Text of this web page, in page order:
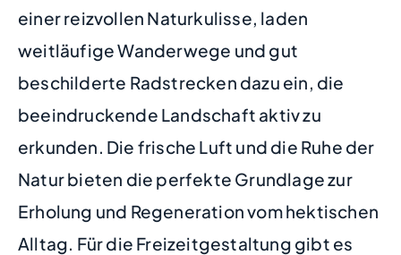
einer reizvollen Naturkulisse, laden
weitläufige Wanderwege und gut
beschilderte Radstrecken dazu ein, die
beeindruckende Landschaft aktiv zu
erkunden. Die frische Luft und die Ruhe der
Natur bieten die perfekte Grundlage zur
Erholung und Regeneration vom hektischen
Alltag. Für die Freizeitgestaltung gibt es